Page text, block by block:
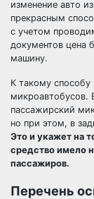
изменение авто
прекрасным
с учетом
документов цена
машину.
К такому способу
микроавтобусов.
пассажирский
но при этом, в
Это и укажет на
средство имело
пассажиров.
Перечень